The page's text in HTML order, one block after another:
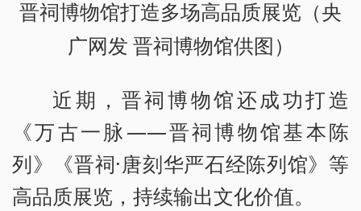
晋祠博物馆打造多场高品质展览（央
广网发 晋祠博物馆供图）
近期，晋祠博物馆还成功打造
《万古一脉——晋祠博物馆基本陈
列》《晋祠·唐刻华严石经陈列馆》等
高品质展览，持续输出文化价值。